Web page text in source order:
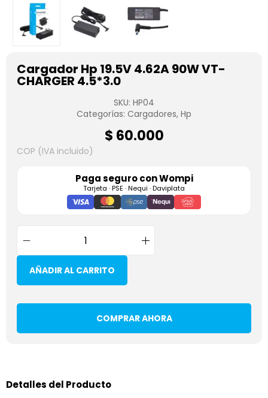
Cargador Hp 19.5V 4.62A 90W VT-
CHARGER 4.5*3.0
SKU: HP04
Categorías: Cargadores, Hp
$ 60.000
COP (IVA incluido)
Paga seguro conWompi
Tarjeta · PSE · Nequi · Daviplata
AÑADIR AL CARRITO
COMPRAR AHORA
Detalles del Producto